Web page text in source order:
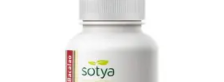
cambio climático y proteger el planeta para las generaciones
Conclusión
La Agencia de Protección Ambiental es una agencia vital que